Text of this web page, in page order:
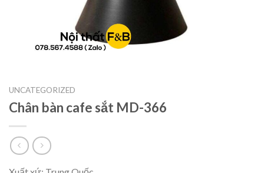
UNCATEGORIZED
Chân bàn cafe sắt MD-366